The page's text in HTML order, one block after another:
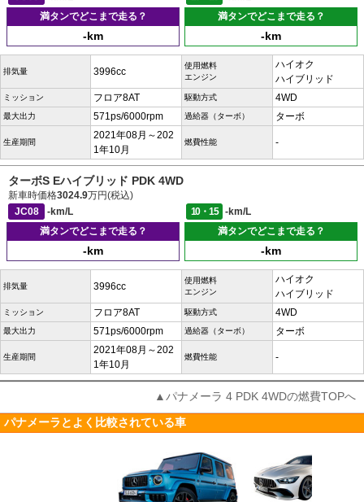
満タンでどこまで走る？
-km
満タンでどこまで走る？
-km
排気量 3996cc
使用燃料
エンジン
ハイオク
ハイブリッド
ミッション フロア8AT 駆動方式 4WD
最大出力 571ps/6000rpm 過給器（ターボ） ターボ
生産期間
2021年08月～202
1年10月
燃費性能 -
ターボS Eハイブリッド PDK 4WD
新車時価格3024.9万円(税込)
JC08
-km/L 10・15
-km/L
満タンでどこまで走る？
-km
満タンでどこまで走る？
-km
排気量 3996cc
使用燃料
エンジン
ハイオク
ハイブリッド
ミッション フロア8AT 駆動方式 4WD
最大出力 571ps/6000rpm 過給器（ターボ） ターボ
生産期間
2021年08月～202
1年10月
燃費性能 -
▲パナメーラ 4 PDK 4WDの燃費TOPへ
パナメーラとよく比較されている車